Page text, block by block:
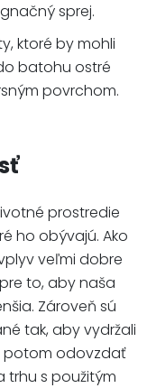
sprej.
ktoré by mohli
batohu ostré
povrchom.
prostredie
ho obývajú. Ako
veľmi dobre
to, aby naša
Zároveň sú
tak, aby vydržali
potom odovzdať
trhu s použitým